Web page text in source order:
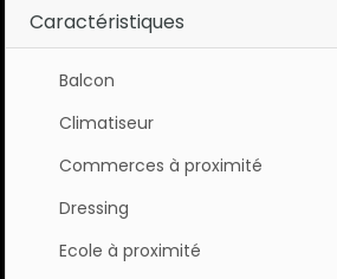
Caractéristiques
Balcon
Climatiseur
Commerces à proximité
Dressing
Ecole à proximité